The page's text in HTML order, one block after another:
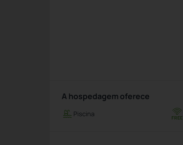
A hospedagem oferece
Piscina